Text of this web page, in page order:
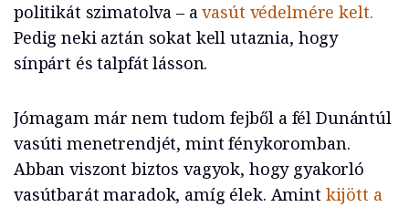
politikát szimatolva – avasút védelmére kelt.
Pedig neki aztán sokat kell utaznia, hogy
sínpárt és talpfát lásson.
Jómagam már nem tudom fejből a fél Dunántúl
vasúti menetrendjét, mint fénykoromban.
Abban viszont biztos vagyok, hogy gyakorló
vasútbarát maradok, amíg élek. Amint kijött a